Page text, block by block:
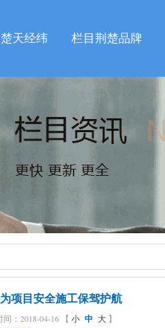
天经纬 栏目荆楚品牌
项目安全施工保驾护航
：2018-04-16 【 小 中 大 】